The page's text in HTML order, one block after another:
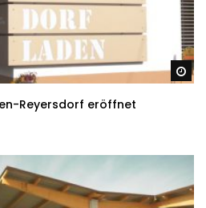
Reyersdorf eröffnet